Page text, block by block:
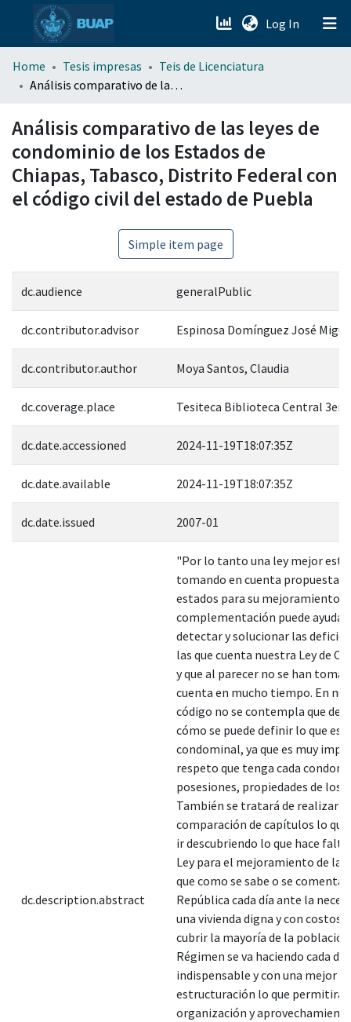
Log In (current)
menu.section.about_menu
Home Tesis impresas
Teis de Licenciatura
Análisis comparativo de las leyes de condominio de los Estados de Chiapas, Tabasco, Distrito Federal con el código civil del estado de Puebla
Análisis comparativo de las leyes de
condominio de los Estados de
Chiapas, Tabasco, Distrito Federal con
el código civil del estado de Puebla
Simple item page
dc.audience generalPublic
dc.contributor.advisor Espinosa Domínguez José
dc.contributor.author Moya Santos, Claudia
dc.coverage.place Tesiteca Biblioteca Central 3er
dc.date.accessioned 2024-11-19T18:07:35Z
dc.date.available 2024-11-19T18:07:35Z
dc.date.issued 2007-01
dc.description.abstract
"Por lo tanto una ley mejor
tomando en cuenta propuestas
estados para su mejoramiento y
complementación puede ayudar
detectar y solucionar las
las que cuenta nuestra Ley de
y que al parecer no se han
cuenta en mucho tiempo. En
código no se contempla que
cómo se puede definir lo que es
condominal, ya que es muy
respeto que tenga cada
posesiones, propiedades de los
También se tratará de realizar
comparación de capítulos lo
ir descubriendo lo que hace
Ley para el mejoramiento de la
que como se sabe o se comenta
República cada día ante la
una vivienda digna y con costos
cubrir la mayoría de la
Régimen se va haciendo cada
indispensable y con una mejor
estructuración lo que permitirá
organización y